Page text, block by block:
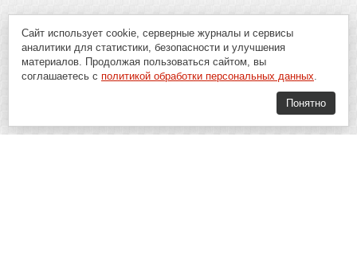
Сайт использует cookie, серверные журналы и сервисы
аналитики для статистики, безопасности и улучшения
материалов. Продолжая пользоваться сайтом, вы
соглашаетесь с политикой обработки персональных данных.
Понятно